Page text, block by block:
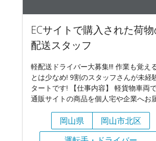
ECサイトで購入された荷
配送スタッフ
軽配送ドライバー大募集!!! 作業も覚え
とは少なめ! 9割のスタッフさんが未経
タートです! 【仕事内容】 軽貨物車両で
通販サイトの商品を個人宅や企業へお
岡山県
岡山市北区